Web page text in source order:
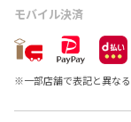
モバイル決済
※一部店舗で表記と異な